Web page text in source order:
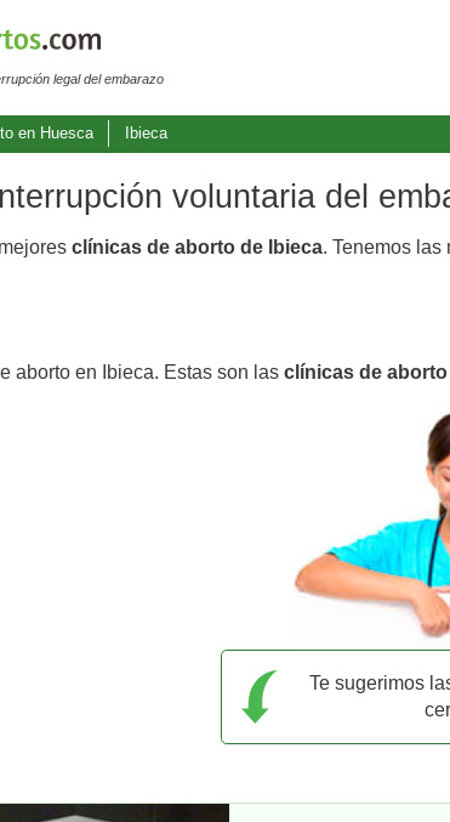
legal del embarazo
en Huesca Ibieca
voluntaria del
clínicas de aborto de Ibieca. Tenemos las
aborto en Ibieca. Estas son las clínicas de aborto
Te sugerimos